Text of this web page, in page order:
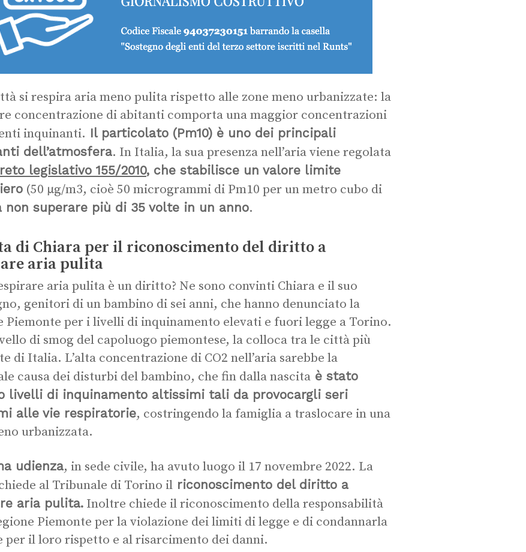
si respira aria meno pulita rispetto alle zone meno urbanizzate: la
concentrazione di abitanti comporta una maggior concentrazioni
inquinanti. Il particolato (Pm10) è uno dei principali
dell’atmosfera. In Italia, la sua presenza nell’aria viene regolata
legislativo 155/2010, che stabilisce un valore limite
(50 μg/m3, cioè 50 microgrammi di Pm10 per un metro cubo di
non superare più di 35 volte in un anno.
di Chiara per il riconoscimento del diritto a
aria pulita
aria pulita è un diritto? Ne sono convinti Chiara e il suo
genitori di un bambino di sei anni, che hanno denunciato la
Piemonte per i livelli di inquinamento elevati e fuori legge a Torino.
di smog del capoluogo piemontese, la colloca tra le città più
di Italia. L’alta concentrazione di CO2 nell’aria sarebbe la
causa dei disturbi del bambino, che fin dalla nascita è stato
livelli di inquinamento altissimi tali da provocargli seri
alle vie respiratorie, costringendo la famiglia a traslocare in una
urbanizzata.
udienza, in sede civile, ha avuto luogo il 17 novembre 2022. La
al Tribunale di Torino il riconoscimento del diritto a
aria pulita. Inoltre chiede il riconoscimento della responsabilità
Piemonte per la violazione dei limiti di legge e di condannarla
per il loro rispetto e al risarcimento dei danni.